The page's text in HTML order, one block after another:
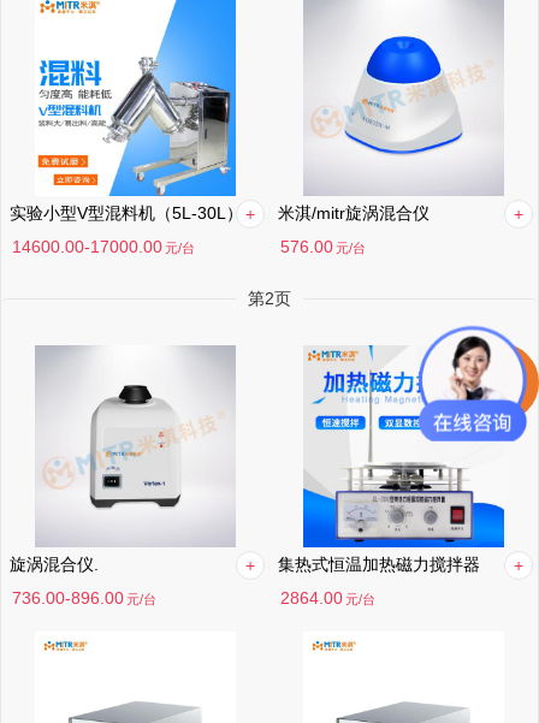
实验小型V型混料机（5L-30L） V型混料机
14600.00-17000.00 元/台
米淇/mitr旋涡混合仪
576.00 元/台
第2页
旋涡混合仪.
736.00-896.00 元/台
集热式恒温加热磁力搅拌器
2864.00 元/台